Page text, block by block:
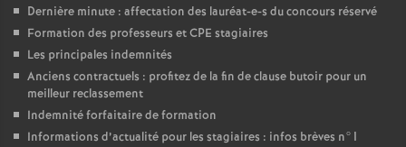
Dernière minute : affectation des lauréat-e-s du concours réservé
Formation des professeurs etCPE stagiaires
Les principales indemnités
Anciens contractuels : profitez de la fin de clause butoir pour un
meilleur reclassement
Indemnité forfaitaire de formation
Informations d’actualité pour les stagiaires : infos brèves n°1